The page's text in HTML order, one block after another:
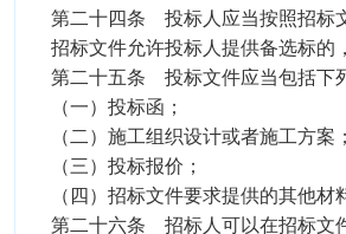
第二十四条 投标人应当按照招标
招标文件允许投标人提供备选标的
第二十五条 投标文件应当包括下
（一）投标函；
（二）施工组织设计或者施工方案
（三）投标报价；
（四）招标文件要求提供的其他材
第二十六条 招标人可以在招标文